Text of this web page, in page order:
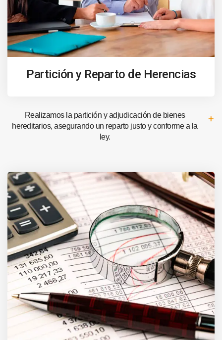
Partición y Reparto de Herencias
Realizamos la partición y adjudicación de bienes
hereditarios, asegurando un reparto justo y conforme a la
ley.